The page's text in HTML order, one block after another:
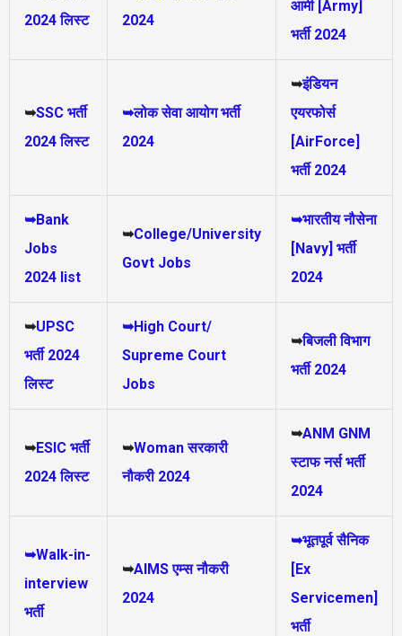
2024 लिस्ट
2024
आर्मी [Army]
भर्ती 2024
➥SSC भर्ती
2024 लिस्ट
➥लोक सेवा आयोग भर्ती
2024
➥इंडियन
एयरफोर्स
[AirForce]
भर्ती 2024
➥Bank
Jobs
2024 list
➥College/University
Govt Jobs
➥भारतीय नौसेना
[Navy] भर्ती
2024
➥UPSC
भर्ती 2024
लिस्ट
➥High Court/
Supreme Court
Jobs
➥बिजली विभाग
भर्ती 2024
➥ESIC भर्ती
2024 लिस्ट
➥Woman सरकारी
नौकरी 2024
➥ANM GNM
स्टाफ नर्स भर्ती
2024
➥Walk-in-
interview
भर्ती
➥AIMS एम्स नौकरी
2024
➥भूतपूर्व सैनिक
[Ex
Servicemen]
भर्ती